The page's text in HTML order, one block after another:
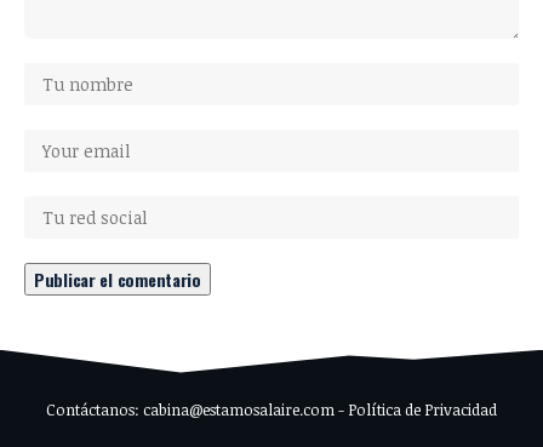
Contáctanos: cabina@estamosalaire.com - Política de Privacidad